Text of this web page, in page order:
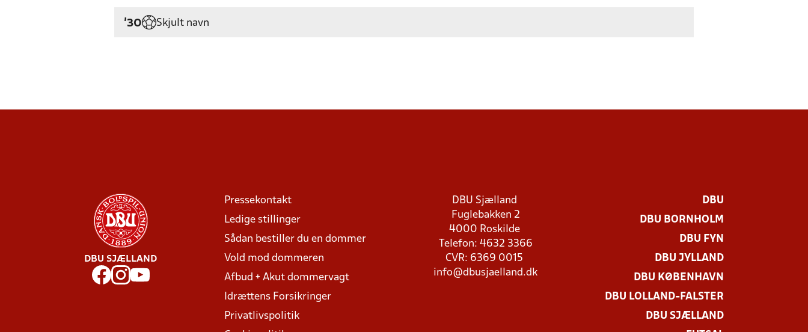
'30 Skjult navn
DBU SJÆLLAND
Pressekontakt
Ledige stillinger
Sådan bestiller du en dommer
Vold mod dommeren
Afbud + Akut dommervagt
Idrættens Forsikringer
Privatlivspolitik
DBU Sjælland
Fuglebakken 2
4000 Roskilde
Telefon: 4632 3366
CVR: 6369 0015
info@dbusjaelland.dk
DBU
DBU BORNHOLM
DBU FYN
DBU JYLLAND
DBU KØBENHAVN
DBU LOLLAND-FALSTER
DBU SJÆLLAND